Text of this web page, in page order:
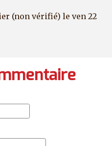
(non vérifié) le ven 22